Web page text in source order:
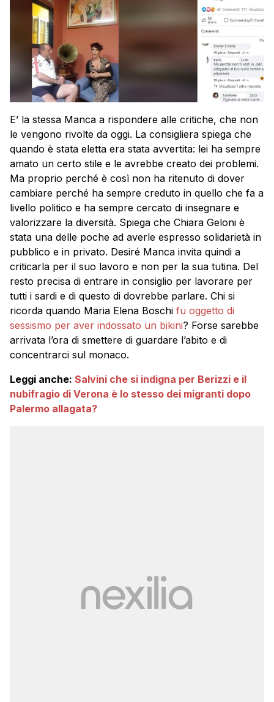
E’ la stessa Manca a rispondere alle critiche, che non
le vengono rivolte da oggi. La consigliera spiega che
quando è stata eletta era stata avvertita: lei ha sempre
amato un certo stile e le avrebbe creato dei problemi.
Ma proprio perché è così non ha ritenuto di dover
cambiare perché ha sempre creduto in quello che fa a
livello politico e ha sempre cercato di insegnare e
valorizzare la diversità. Spiega che Chiara Geloni è
stata una delle poche ad averle espresso solidarietà in
pubblico e in privato. Desiré Manca invita quindi a
criticarla per il suo lavoro e non per la sua tutina. Del
resto precisa di entrare in consiglio per lavorare per
tutti i sardi e di questo di dovrebbe parlare. Chi si
ricorda quando Maria Elena Boschi fu oggetto di
sessismo per aver indossato un bikini? Forse sarebbe
arrivata l’ora di smettere di guardare l’abito e di
concentrarci sul monaco.
Leggi anche: Salvini che si indigna per Berizzi e il
nubifragio di Verona è lo stesso dei migranti dopo
Palermo allagata?